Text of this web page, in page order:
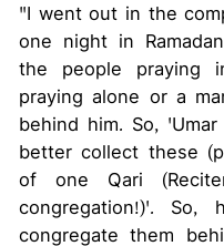
"I went out in the
one night in
the people praying
praying alone or a
behind him. So,
better collect these
of one Qari
congregation!)'.
congregate them